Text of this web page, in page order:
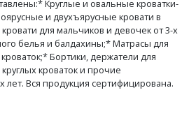
Круглые и овальные кроватки-
и двухъярусные кровати в
для мальчиков и девочек от 3-х
белья и балдахины;* Матрасы для
Бортики, держатели для
кроваток и прочие
лет. Вся продукция сертифицирована.